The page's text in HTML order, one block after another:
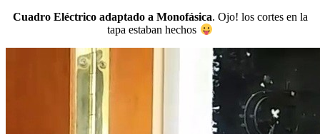
Cuadro Eléctrico adaptado a Monofásica. Ojo! los cortes en la
tapa estaban hechos